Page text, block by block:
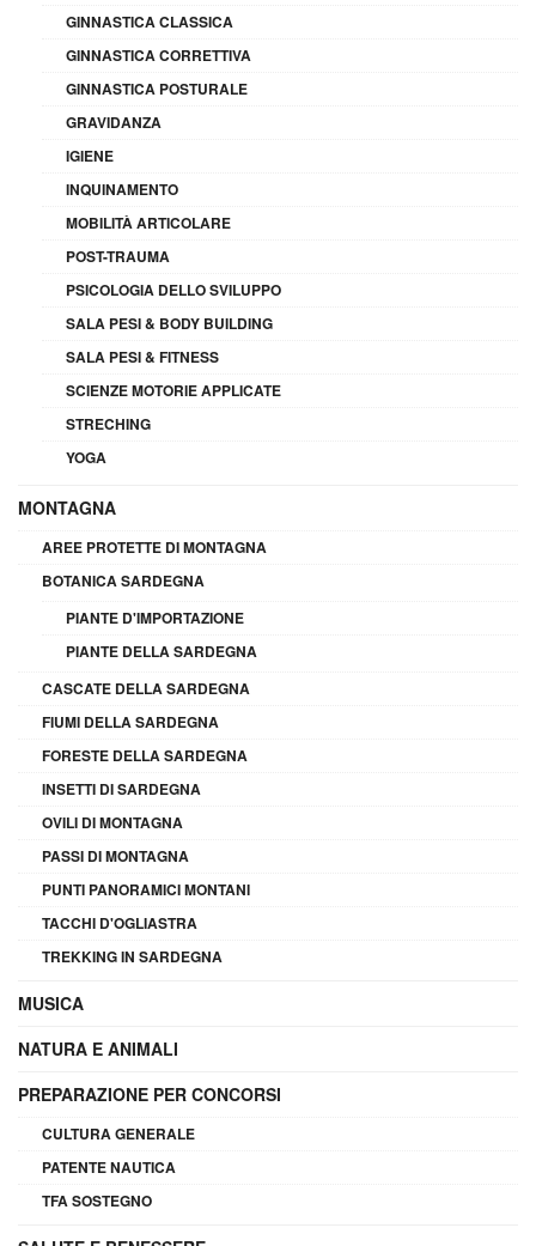
GINNASTICA CLASSICA
GINNASTICA CORRETTIVA
GINNASTICA POSTURALE
GRAVIDANZA
IGIENE
INQUINAMENTO
MOBILITÀ ARTICOLARE
POST-TRAUMA
PSICOLOGIA DELLO SVILUPPO
SALA PESI & BODY BUILDING
SALA PESI & FITNESS
SCIENZE MOTORIE APPLICATE
STRECHING
YOGA
MONTAGNA
AREE PROTETTE DI MONTAGNA
BOTANICA SARDEGNA
PIANTE D'IMPORTAZIONE
PIANTE DELLA SARDEGNA
CASCATE DELLA SARDEGNA
FIUMI DELLA SARDEGNA
FORESTE DELLA SARDEGNA
INSETTI DI SARDEGNA
OVILI DI MONTAGNA
PASSI DI MONTAGNA
PUNTI PANORAMICI MONTANI
TACCHI D'OGLIASTRA
TREKKING IN SARDEGNA
MUSICA
NATURA E ANIMALI
PREPARAZIONE PER CONCORSI
CULTURA GENERALE
PATENTE NAUTICA
TFA SOSTEGNO